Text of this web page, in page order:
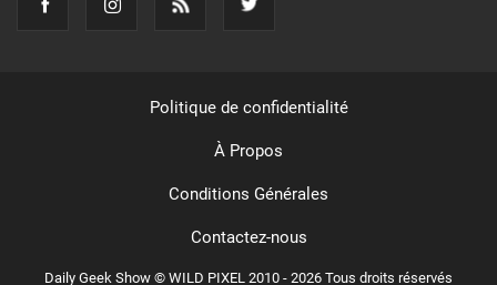
Daily Geek Show © WILD PIXEL 2010 - 2026 Tous droits réservés
Politique de confidentialité
À Propos
Conditions Générales
Contactez-nous